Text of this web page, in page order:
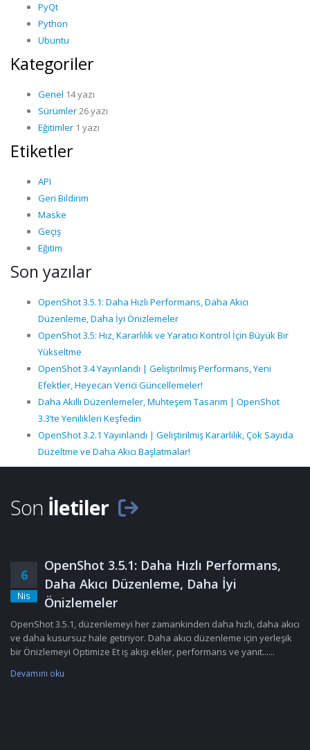
PyQt
Python
Ubuntu
Kategoriler
Genel 14 yazı
Sürümler26 yazı
Eğitimler 1 yazı
Etiketler
API
Geri Bildirim
Maske
Geçiş
Eğitim
Son yazılar
OpenShot 3.5.1: Daha Hızlı Performans, Daha Akıcı
Düzenleme, Daha İyi Önizlemeler
OpenShot 3.5: Hız, Kararlılık ve Yaratıcı Kontrol İçin Büyük Bir
Yükseltme
OpenShot 3.4 Yayınlandı | Geliştirilmiş Performans, Yeni
Efektler, Heyecan Verici Güncellemeler!
Daha Akıllı Düzenlemeler, Muhteşem Tasarım | OpenShot
3.3’te Yenilikleri Keşfedin
OpenShot 3.2.1 Yayınlandı | Geliştirilmiş Kararlılık, Çok Sayıda
Düzeltme ve Daha Akıcı Başlatmalar!
Son İletiler
6
Nis
OpenShot 3.5.1: Daha Hızlı Performans,
Daha Akıcı Düzenleme, Daha İyi
Önizlemeler
OpenShot 3.5.1, düzenlemeyi her zamankinden daha hızlı, daha akıcı
ve daha kusursuz hale getiriyor. Daha akıcı düzenleme için yerleşik
bir Önizlemeyi Optimize Et iş akışı ekler, performans ve yanıt......
Devamını oku